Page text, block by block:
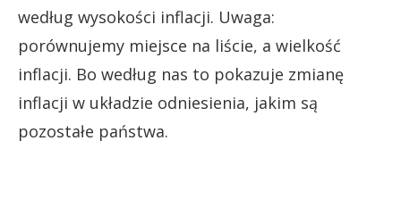
według wysokości inflacji. Uwaga:
porównujemy miejsce na liście, a wielkość
inflacji. Bo według nas to pokazuje zmianę
inflacji w układzie odniesienia, jakim są
pozostałe państwa.